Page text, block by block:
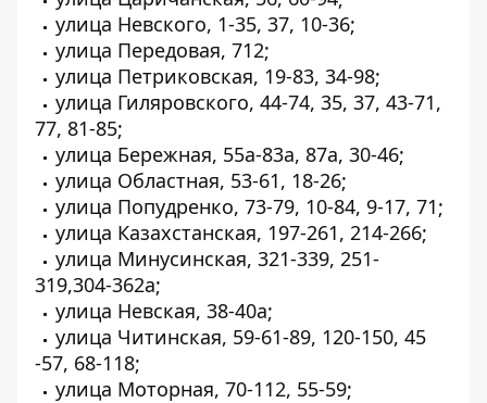
улица Невского, 1-35, 37, 10-36;
улица Передовая, 712;
улица Петриковская, 19-83, 34-98;
улица Гиляровского, 44-74, 35, 37, 43-71,
77, 81-85;
улица Бережная, 55а-83а, 87а, 30-46;
улица Областная, 53-61, 18-26;
улица Попудренко, 73-79, 10-84, 9-17, 71;
улица Казахстанская, 197-261, 214-266;
улица Минусинская, 321-339, 251-
319,304-362а;
улица Невская, 38-40а;
улица Читинская, 59-61-89, 120-150, 45
-57, 68-118;
улица Моторная, 70-112, 55-59;